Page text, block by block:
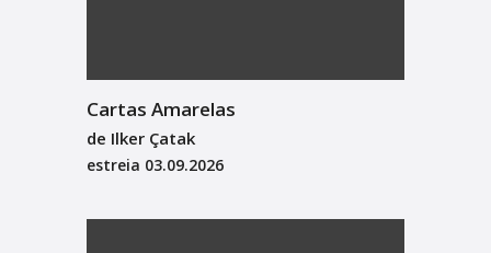
Cartas Amarelas
de Ilker Çatak
estreia 03.09.2026